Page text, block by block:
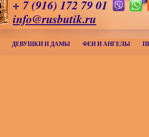
+ 7 (916) 172 79 01
info@rusbutik.ru
ДЕВУШКИ И ДАМЫ ФЕИ И АНГЕЛЫ